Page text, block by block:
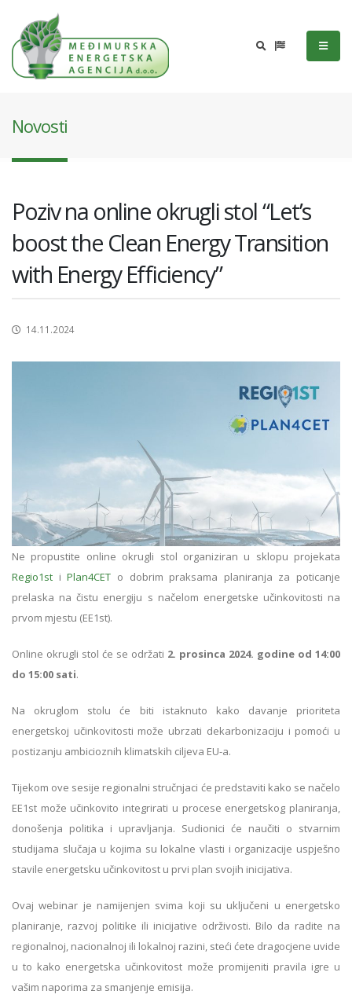
Novosti
Poziv na online okrugli stol “Let’s
boost the Clean Energy Transition
with Energy Efficiency”
14.11.2024
Ne propustite online okrugli stol organiziran u sklopu projekata
Regio1st iPlan4CET o dobrim praksama planiranja za poticanje
prelaska na čistu energiju s načelom energetske učinkovitosti na
prvom mjestu (EE1st).
Online okrugli stol će se održati 2. prosinca 2024. godine od 14:00
do 15:00 sati.
Na okruglom stolu će biti istaknuto kako davanje prioriteta
energetskoj učinkovitosti može ubrzati dekarbonizaciju i pomoći u
postizanju ambicioznih klimatskih ciljeva EU-a.
Tijekom ove sesije regionalni stručnjaci će predstaviti kako se načelo
EE1st može učinkovito integrirati u procese energetskog planiranja,
donošenja politika i upravljanja. Sudionici će naučiti o stvarnim
studijama slučaja u kojima su lokalne vlasti i organizacije uspješno
stavile energetsku učinkovitost u prvi plan svojih inicijativa.
Ovaj webinar je namijenjen svima koji su uključeni u energetsko
planiranje, razvoj politike ili inicijative održivosti. Bilo da radite na
regionalnoj, nacionalnoj ili lokalnoj razini, steći ćete dragocjene uvide
u to kako energetska učinkovitost može promijeniti pravila igre u
vašim naporima za smanjenje emisija.